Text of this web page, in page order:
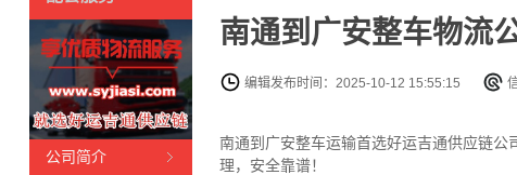
南通到广安整车物流
编辑发布时间：2025-10-12 15:55:15
南通到广安整车运输首选好运吉通供应链
理，安全靠谱！
公司简介